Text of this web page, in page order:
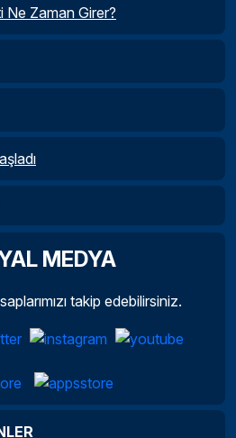
Ne Zaman Girer?
MEDYA
takip edebilirsiniz.